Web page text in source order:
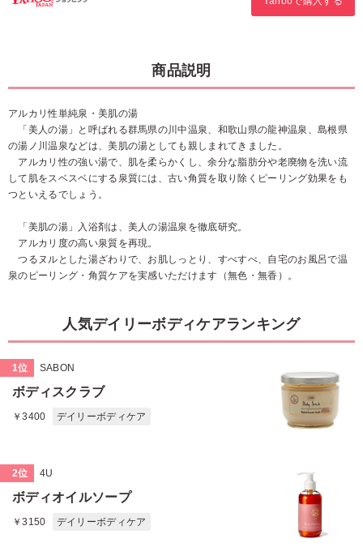
商品説明
アルカリ性単純泉・美肌の湯
「美人の湯」と呼ばれる群馬県の川中温泉、和歌山県の龍神温泉、島根県
の湯ノ川温泉などは、美肌の湯としても親しまれてきました。
アルカリ性の強い湯で、肌を柔らかくし、余分な脂肪分や老廃物を洗い流
して肌をスベスベにする泉質には、古い角質を取り除くピーリング効果をも
つといえるでしょう。
「美肌の湯」入浴剤は、美人の湯温泉を徹底研究。
アルカリ度の高い泉質を再現。
つるヌルとした湯ざわりで、お肌しっとり、すべすべ、自宅のお風呂で温
泉のピーリング・角質ケアを実感いただけます（無色・無香）。
人気デイリーボディケアランキング
1位 SABON
ボディスクラブ
￥3400 デイリーボディケア
2位 4U
ボディオイルソープ
￥3150 デイリーボディケア